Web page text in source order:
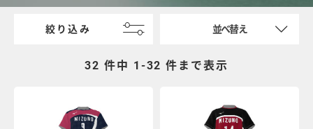
絞り込み 並べ替え
32 件中 1-32 件まで表示